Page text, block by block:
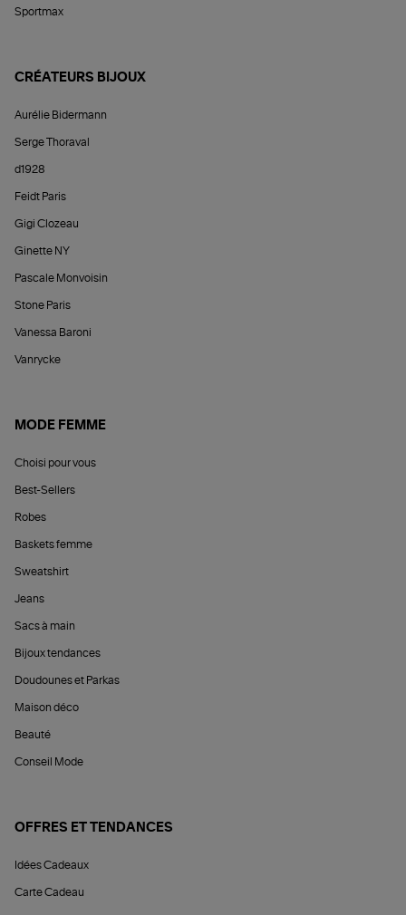
Sportmax
CRÉATEURS BIJOUX
Aurélie Bidermann
Serge Thoraval
d1928
Feidt Paris
Gigi Clozeau
Ginette NY
Pascale Monvoisin
Stone Paris
Vanessa Baroni
Vanrycke
MODE FEMME
Choisi pour vous
Best-Sellers
Robes
Baskets femme
Sweatshirt
Jeans
Sacs à main
Bijoux tendances
Doudounes et Parkas
Maison déco
Beauté
Conseil Mode
OFFRES ET TENDANCES
Idées Cadeaux
Carte Cadeau